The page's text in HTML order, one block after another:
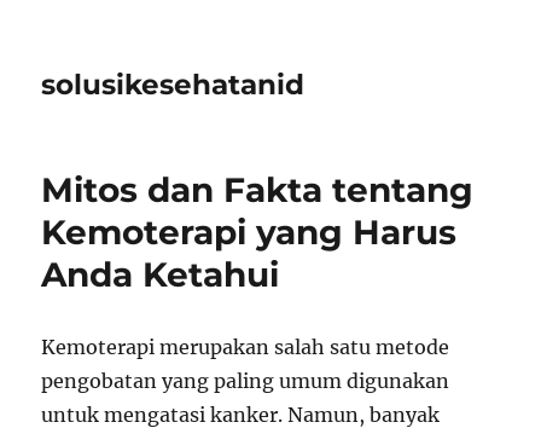
solusikesehatanid
Mitos dan Fakta tentang
Kemoterapi yang Harus
Anda Ketahui
Kemoterapi merupakan salah satu metode
pengobatan yang paling umum digunakan
untuk mengatasi kanker. Namun, banyak